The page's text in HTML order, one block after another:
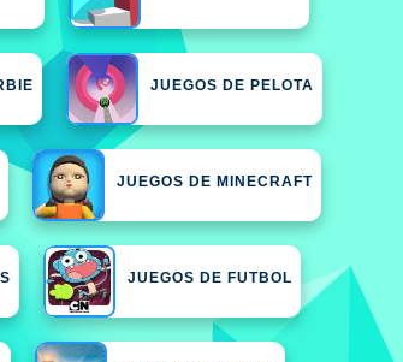
JUEGOS DE PELOTA
JUEGOS DE MINECRAFT
JUEGOS DE FUTBOL